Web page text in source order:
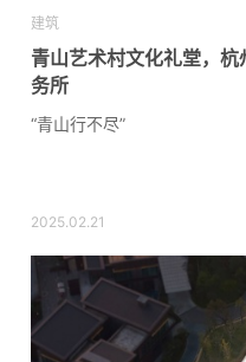
建筑
青山艺术村文化礼堂，
务所
“青山行不尽”
2025.02.21